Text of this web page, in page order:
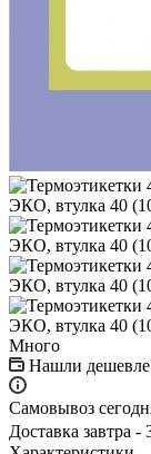
Много
Нашли
Самовывоз
Доставка завтра -